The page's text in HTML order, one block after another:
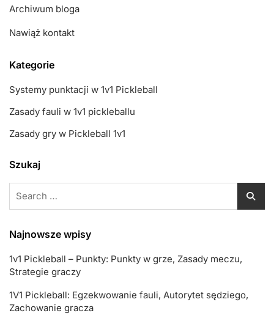
Archiwum bloga
Nawiąż kontakt
Kategorie
Systemy punktacji w 1v1 Pickleball
Zasady fauli w 1v1 pickleballu
Zasady gry w Pickleball 1v1
Szukaj
Najnowsze wpisy
1v1 Pickleball – Punkty: Punkty w grze, Zasady meczu,
Strategie graczy
1V1 Pickleball: Egzekwowanie fauli, Autorytet sędziego,
Zachowanie gracza